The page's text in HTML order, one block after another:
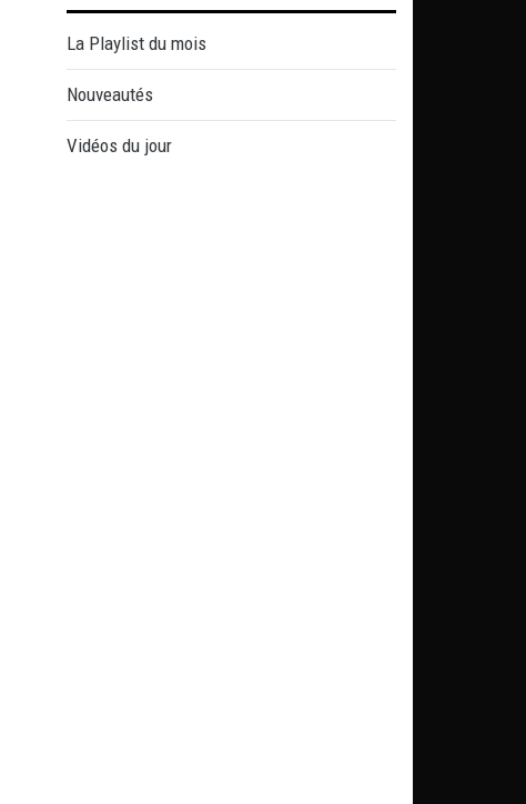
La Playlist du mois
Nouveautés
Vidéos du jour